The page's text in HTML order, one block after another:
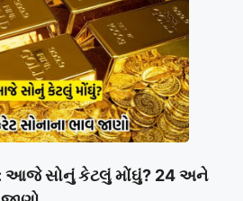
આજે સોનું કેટલું મોંઘું? 24 અને